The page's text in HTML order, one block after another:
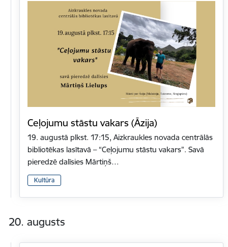
Ceļojumu stāstu vakars (Āzija)
19. augustā plkst. 17:15, Aizkraukles novada centrālās
bibliotēkas lasītavā – “Ceļojumu stāstu vakars”. Savā
pieredzē dalīsies Mārtiņš…
Kultūra
20. augusts